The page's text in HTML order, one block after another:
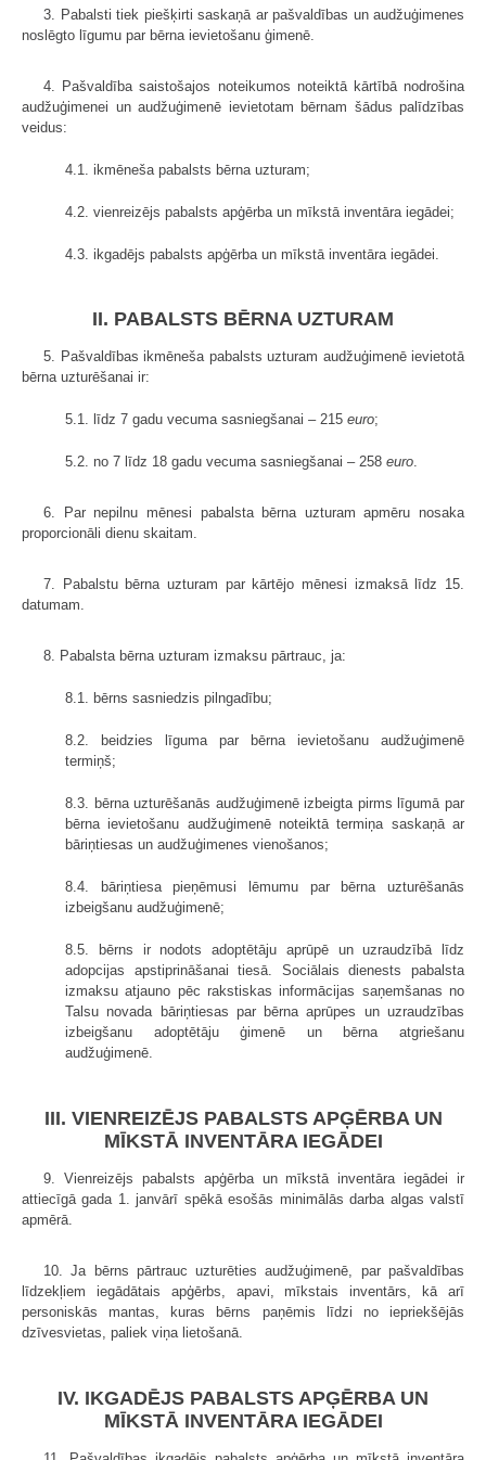
3. Pabalsti tiek piešķirti saskaņā ar pašvaldības un audžuģimenes
noslēgto līgumu par bērna ievietošanu ģimenē.
4. Pašvaldība saistošajos noteikumos noteiktā kārtībā nodrošina
audžuģimenei un audžuģimenē ievietotam bērnam šādus palīdzības
veidus:
4.1. ikmēneša pabalsts bērna uzturam;
4.2. vienreizējs pabalsts apģērba un mīkstā inventāra iegādei;
4.3. ikgadējs pabalsts apģērba un mīkstā inventāra iegādei.
II. PABALSTS BĒRNA UZTURAM
5. Pašvaldības ikmēneša pabalsts uzturam audžuģimenē ievietotā
bērna uzturēšanai ir:
5.1. līdz 7 gadu vecuma sasniegšanai – 215 euro;
5.2. no 7 līdz 18 gadu vecuma sasniegšanai – 258 euro.
6. Par nepilnu mēnesi pabalsta bērna uzturam apmēru nosaka
proporcionāli dienu skaitam.
7. Pabalstu bērna uzturam par kārtējo mēnesi izmaksā līdz 15.
datumam.
8. Pabalsta bērna uzturam izmaksu pārtrauc, ja:
8.1. bērns sasniedzis pilngadību;
8.2. beidzies līguma par bērna ievietošanu audžuģimenē
termiņš;
8.3. bērna uzturēšanās audžuģimenē izbeigta pirms līgumā par
bērna ievietošanu audžuģimenē noteiktā termiņa saskaņā ar
bāriņtiesas un audžuģimenes vienošanos;
8.4. bāriņtiesa pieņēmusi lēmumu par bērna uzturēšanās
izbeigšanu audžuģimenē;
8.5. bērns ir nodots adoptētāju aprūpē un uzraudzībā līdz
adopcijas apstiprināšanai tiesā. Sociālais dienests pabalsta
izmaksu atjauno pēc rakstiskas informācijas saņemšanas no
Talsu novada bāriņtiesas par bērna aprūpes un uzraudzības
izbeigšanu adoptētāju ģimenē un bērna atgriešanu
audžuģimenē.
III. VIENREIZĒJS PABALSTS APĢĒRBA UN
MĪKSTĀ INVENTĀRA IEGĀDEI
9. Vienreizējs pabalsts apģērba un mīkstā inventāra iegādei ir
attiecīgā gada 1. janvārī spēkā esošās minimālās darba algas valstī
apmērā.
10. Ja bērns pārtrauc uzturēties audžuģimenē, par pašvaldības
līdzekļiem iegādātais apģērbs, apavi, mīkstais inventārs, kā arī
personiskās mantas, kuras bērns paņēmis līdzi no iepriekšējās
dzīvesvietas, paliek viņa lietošanā.
IV. IKGADĒJS PABALSTS APĢĒRBA UN
MĪKSTĀ INVENTĀRA IEGĀDEI